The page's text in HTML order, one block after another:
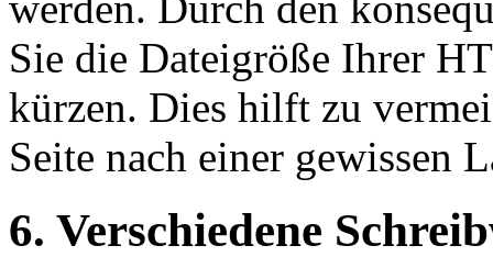
Sie die Dateigröße Ihrer
kürzen. Dies hilft zu
Seite nach einer gewissen
6. Verschiedene